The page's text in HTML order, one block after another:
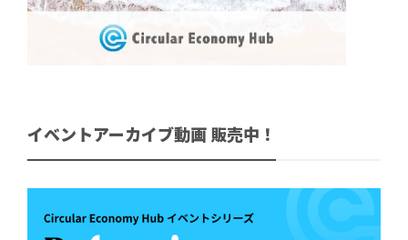
イベントアーカイブ動画 販売中！